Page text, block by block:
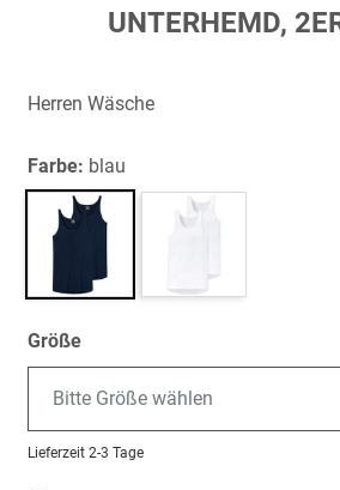
springen
UNTERHEMD,
Herren Wäsche
Farbe: blau
Größe
Bitte Größe wählen
Lieferzeit 2-3 Tage